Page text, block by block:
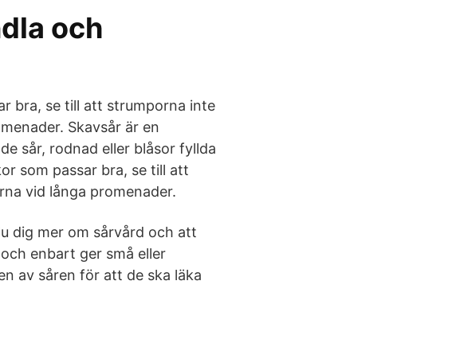
och
bra, se till att strumporna inte
Skavsår är en
sår, rodnad eller blåsor fyllda
som passar bra, se till att
vid långa promenader.
dig mer om sårvård och att
enbart ger små eller
av såren för att de ska läka